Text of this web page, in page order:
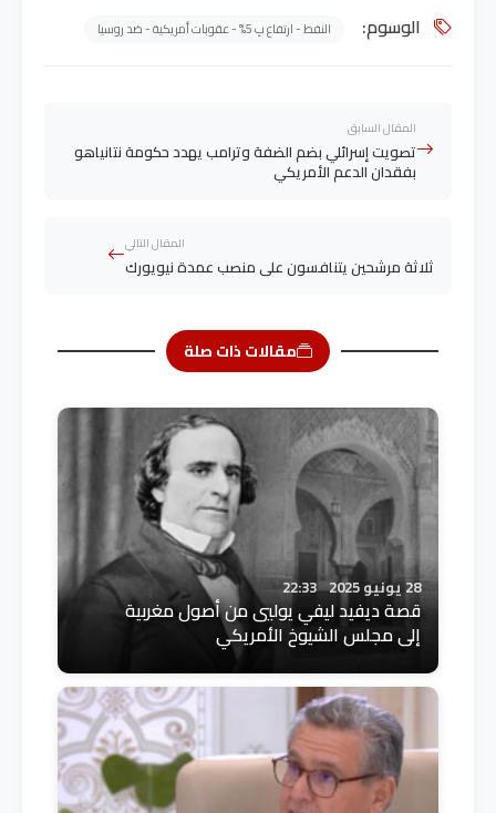
الوسوم: النفط - ارتفاع بِ 5% - عقوبات أمريكية - ضد روسيا
المقال السابق
تصويت إسرائلي بضم الضفة وترامب يهدد حكومة نتانياهو
بفقدان الدعم الأمريكي
المقال التالي
ثلاثة مرشحين يتنافسون على منصب عمدة نيويورك
مقالات ذات صلة
28 يونيو 2025 22:33
قصة ديفيد ليفي يوليي من أصول مغربية
إلى مجلس الشيوخ الأمريكي